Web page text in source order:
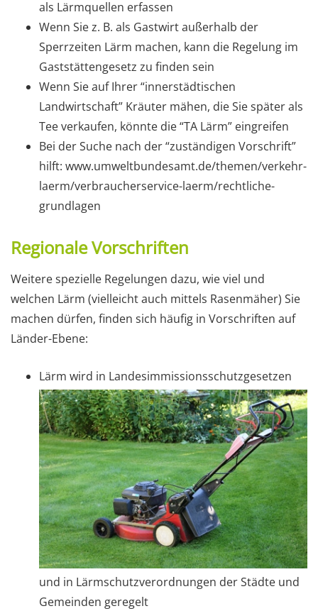
als Lärmquellen erfassen
Wenn Sie z. B. als Gastwirt außerhalb der
Sperrzeiten Lärm machen, kann die Regelung im
Gaststättengesetz zu finden sein
Wenn Sie auf Ihrer “innerstädtischen
Landwirtschaft” Kräuter mähen, die Sie später als
Tee verkaufen, könnte die “TA Lärm” eingreifen
Bei der Suche nach der “zuständigen Vorschrift”
hilft: www.umweltbundesamt.de/themen/verkehr-
laerm/verbraucherservice-laerm/rechtliche-
grundlagen
Regionale Vorschriften
Weitere spezielle Regelungen dazu, wie viel und
welchen Lärm (vielleicht auch mittels Rasenmäher) Sie
machen dürfen, finden sich häufig in Vorschriften auf
Länder-Ebene:
Lärm wird in Landesimmissionsschutzgesetzen
und in Lärmschutzverordnungen der Städte und
Gemeinden geregelt